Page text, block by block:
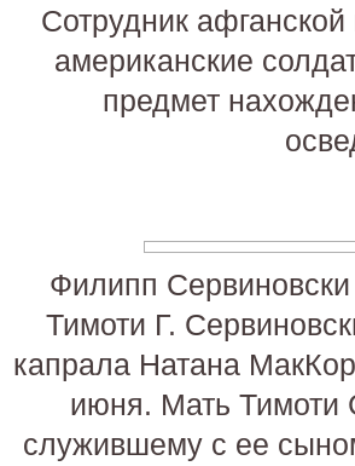
Сотрудник
американские
предмет
Филипп
Тимоти Г.
капрала Натана
июня. Мать Тимоти
служившему с ее